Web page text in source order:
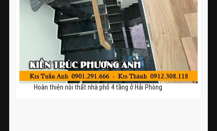
Hoàn thiện nội thất nhà phố 4 tầng ở Hải Phòng